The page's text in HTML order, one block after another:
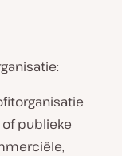
publieke